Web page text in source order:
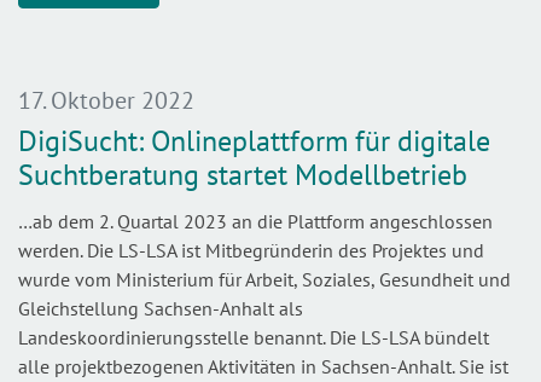
17. Oktober 2022
DigiSucht: Onlineplattform für digitale
Suchtberatung startet Modellbetrieb
…ab dem 2. Quartal 2023 an die Plattform angeschlossen
werden. Die LS-LSA ist Mitbegründerin des Projektes und
wurde vom Ministerium für Arbeit, Soziales, Gesundheit und
Gleichstellung Sachsen-Anhalt als
Landeskoordinierungsstelle benannt. Die LS-LSA bündelt
alle projektbezogenen Aktivitäten in Sachsen-Anhalt. Sie ist